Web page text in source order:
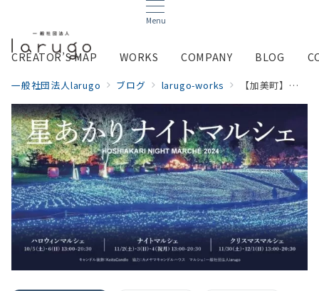
Menu
CREATOR’S MAP WORKS COMPANY BLOG
一般社団法人larugo ブログ larugo-works 【加美町】星あかり〜ナイトマルシェ開催〜